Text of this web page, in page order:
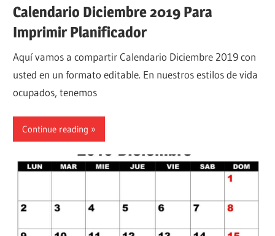
Calendario Diciembre 2019 Para
Imprimir Planificador
Aquí vamos a compartir Calendario Diciembre 2019 con
usted en un formato editable. En nuestros estilos de vida
ocupados, tenemos
Continue reading